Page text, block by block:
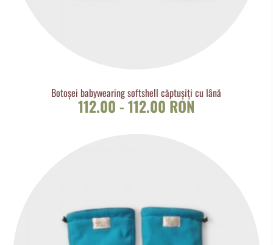
Botoșei babywearing softshell căptușiți cu lână
112.00 - 112.00 RON